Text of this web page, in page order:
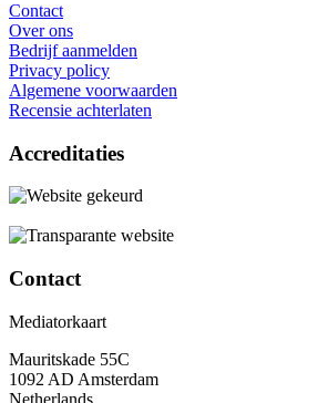
Contact
Over ons
Bedrijf aanmelden
Privacy policy
Algemene voorwaarden
Recensie achterlaten
Accreditaties
Contact
Mediatorkaart
Mauritskade 55C
1092 AD Amsterdam
Netherlands